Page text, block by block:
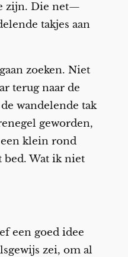
zijn. Die net—
takjes aan
zoeken. Niet
terug naar de
wandelende tak
geworden,
klein rond
bed. Wat ik niet
een goed idee
zei, om al